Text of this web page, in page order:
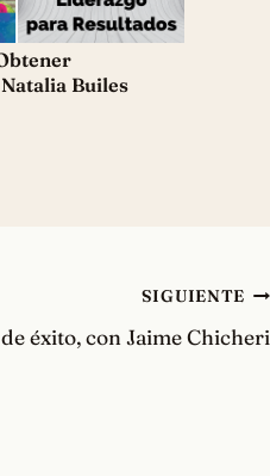
Builes
SIGUIENTE
éxito, con Jaime Chicheri